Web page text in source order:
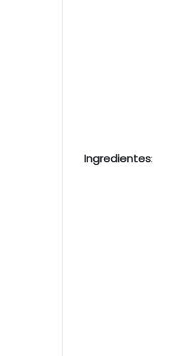
Ingredientes: